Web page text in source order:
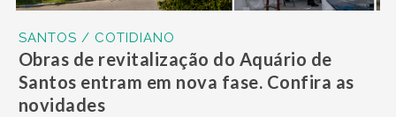
SANTOS / COTIDIANO
Obras de revitalização do Aquário de
Santos entram em nova fase. Confira as
novidades